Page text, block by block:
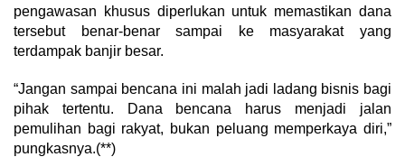
pengawasan khusus diperlukan untuk memastikan dana
tersebut benar-benar sampai ke masyarakat yang
terdampak banjir besar.
“Jangan sampai bencana ini malah jadi ladang bisnis bagi
pihak tertentu. Dana bencana harus menjadi jalan
pemulihan bagi rakyat, bukan peluang memperkaya diri,”
pungkasnya.(**)